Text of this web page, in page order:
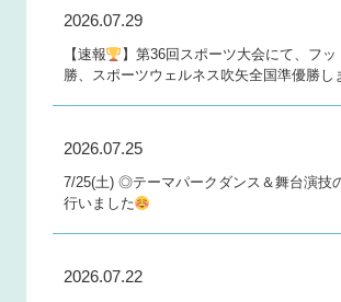
2026.07.29
【速報
】第36回スポーツ大会にて、フ
勝、スポーツウェルネス吹矢全国準優勝し
2026.07.25
7/25(土) ◎テーマパークダンス＆舞台演技
行いました
2026.07.22